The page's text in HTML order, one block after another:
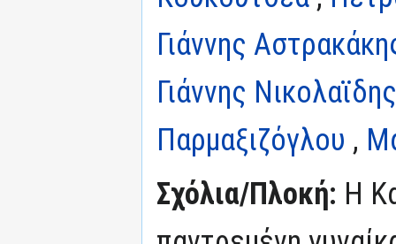
Γιάννης
Γιάννης
Παρμαξιζόγλου ,
Σχόλια/Πλοκή: Η